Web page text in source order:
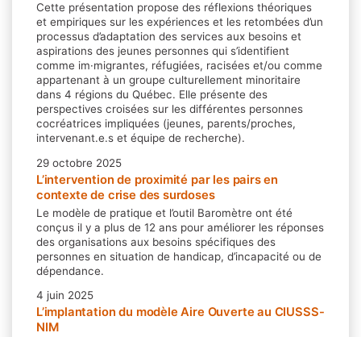
Cette présentation propose des réflexions théoriques
et empiriques sur les expériences et les retombées d’un
processus d’adaptation des services aux besoins et
aspirations des jeunes personnes qui s’identifient
comme im·migrantes, réfugiées, racisées et/ou comme
appartenant à un groupe culturellement minoritaire
dans 4 régions du Québec. Elle présente des
perspectives croisées sur les différentes personnes
cocréatrices impliquées (jeunes, parents/proches,
intervenant.e.s et équipe de recherche).
29 octobre 2025
L’intervention de proximité par les pairs en
contexte de crise des surdoses
Le modèle de pratique et l’outil Baromètre ont été
conçus il y a plus de 12 ans pour améliorer les réponses
des organisations aux besoins spécifiques des
personnes en situation de handicap, d’incapacité ou de
dépendance.
4 juin 2025
L’implantation du modèle Aire Ouverte au CIUSSS-
NIM